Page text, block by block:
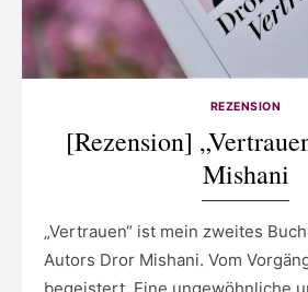
REZENSION
[Rezension]
Mishani
„Vertrauen“ ist mein zweites
Autors Dror Mishani. Vom